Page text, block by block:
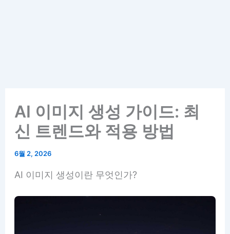
AI 이미지 생성 가이드: 최
신 트렌드와 적용 방법
6월 2, 2026
AI 이미지 생성이란 무엇인가?